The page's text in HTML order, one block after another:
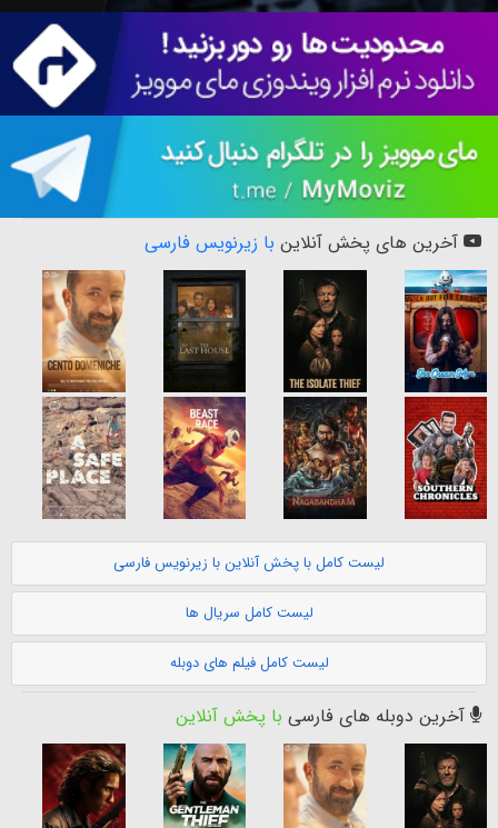
آخرین های پخش آنلاین با زیرنویس فارسی
لیست کامل با پخش آنلاین با زیرنویس فارسی
لیست کامل سریال ها
لیست کامل فیلم های دوبله
آخرین دوبله های فارسی با پخش آنلاین